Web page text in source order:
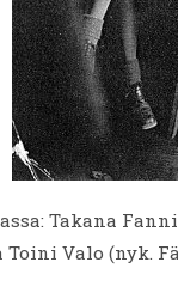
Takana
Toini Valo (nyk.